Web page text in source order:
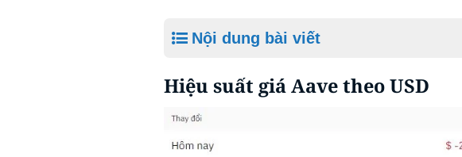
Nội dung bài viết
Hiệu suất giá Aave theo USD